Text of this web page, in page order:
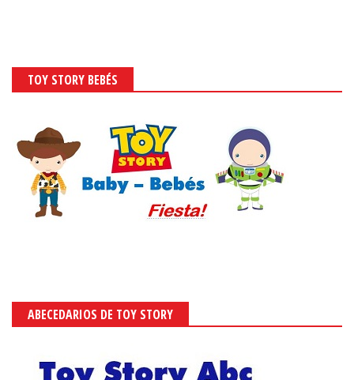
TOY STORY BEBÉS
ABECEDARIOS DE TOY STORY